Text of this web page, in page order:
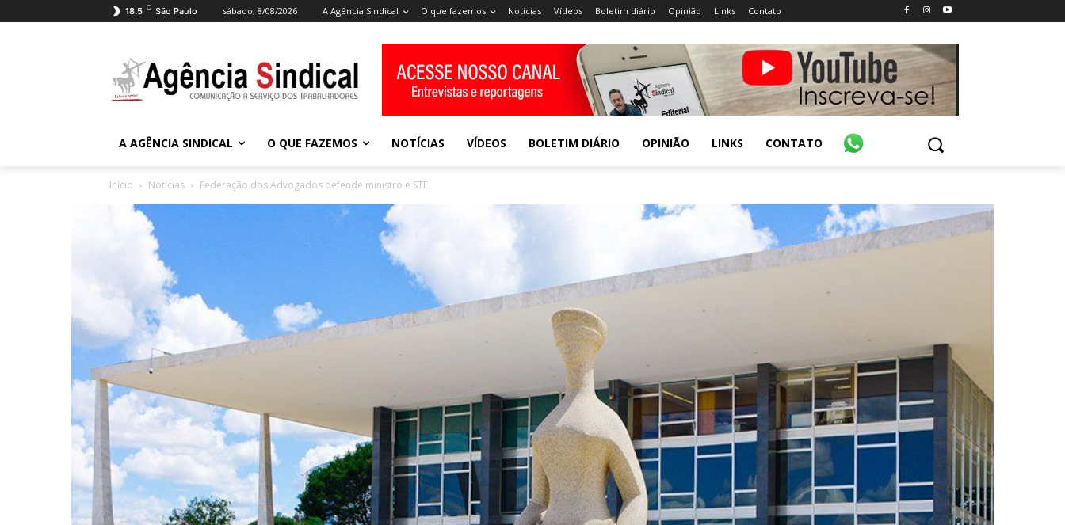
18.5 C São Paulo sábado, 8/08/2026 A Agência Sindical O que fazemos Notícias Vídeos Boletim diário Opinião Links Contato
A AGÊNCIA SINDICAL O QUE FAZEMOS NOTÍCIAS VÍDEOS BOLETIM DIÁRIO OPINIÃO LINKS CONTATO
Início Notícias Federação dos Advogados defende ministro e STF